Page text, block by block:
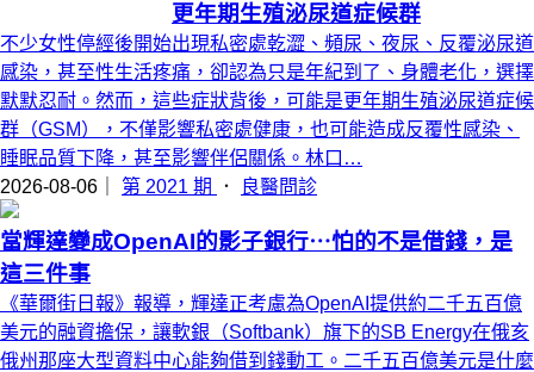
更年期生殖泌尿道症候群
不少女性停經後開始出現私密處乾澀、頻尿、夜尿、反覆泌尿道
感染，甚至性生活疼痛，卻認為只是年紀到了、身體老化，選擇
默默忍耐。然而，這些症狀背後，可能是更年期生殖泌尿道症候
群（GSM），不僅影響私密處健康，也可能造成反覆性感染、
睡眠品質下降，甚至影響伴侶關係。林口…
2026-08-06｜ 第 2021 期 ． 良醫問診
當輝達變成OpenAI的影子銀行⋯怕的不是借錢，是
這三件事
《華爾街日報》報導，輝達正考慮為OpenAI提供約二千五百億
美元的融資擔保，讓軟銀（Softbank）旗下的SB Energy在俄亥
俄州那座大型資料中心能夠借到錢動工。二千五百億美元是什麼